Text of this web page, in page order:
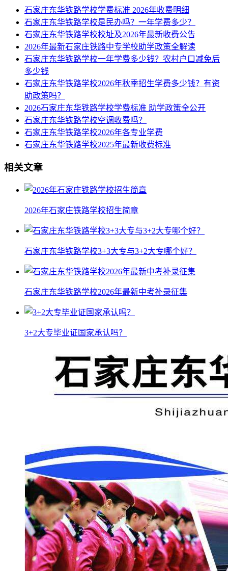
石家庄东华铁路学校学费标准 2026年收费明细
石家庄东华铁路学校是民办吗？一年学费多少？
石家庄东华铁路学校校址及2026年最新收费公告
2026年最新石家庄铁路中专学校助学政策全解读
石家庄东华铁路学校一年学费多少钱？农村户口减免后
多少钱
石家庄东华铁路学校2026年秋季招生学费多少钱？有资
助政策吗？
2026石家庄东华铁路学校学费标准 助学政策全公开
石家庄东华铁路学校空调收费吗？
石家庄东华铁路学校2026年各专业学费
石家庄东华铁路学校2025年最新收费标准
相关文章
2026年石家庄铁路学校招生简章
石家庄东华铁路学校3+3大专与3+2大专哪个好？
石家庄东华铁路学校2026年最新中考补录征集
3+2大专毕业证国家承认吗？